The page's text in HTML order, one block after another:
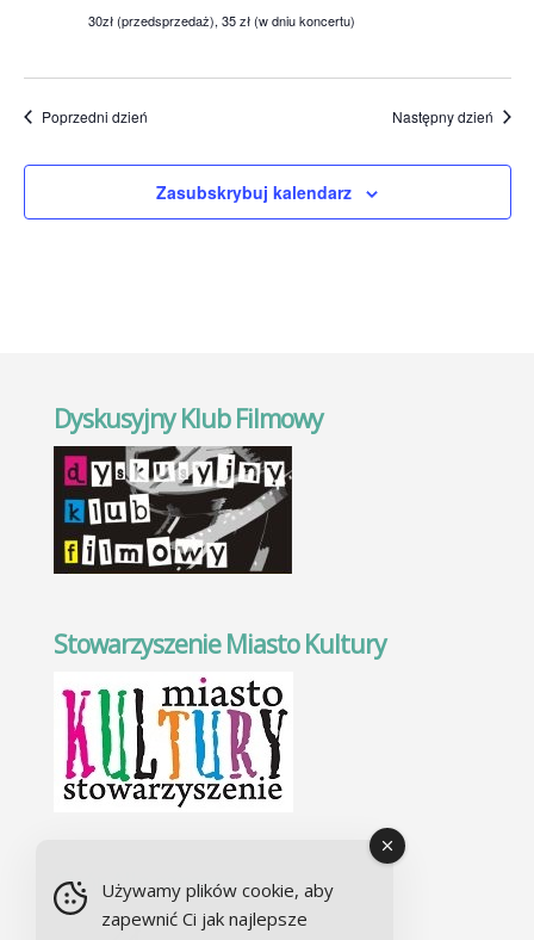
30zł (przedsprzedaż), 35 zł (w dniu koncertu)
Poprzedni dzień Następny dzień
Zasubskrybuj kalendarz
Dyskusyjny Klub Filmowy
Stowarzyszenie Miasto Kultury
Chór Alla camera
Używamy plików cookie, aby
zapewnić Ci jak najlepsze